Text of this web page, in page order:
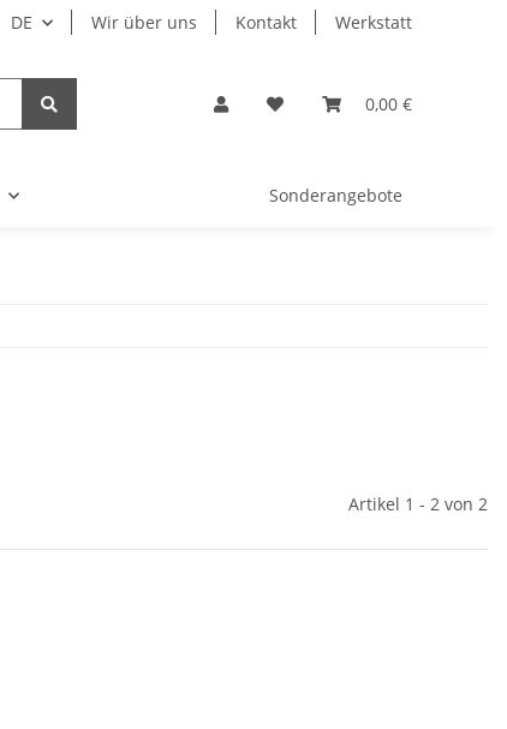
DE Wir über uns Kontakt Werkstatt
0,00 €
Sonderangebote
Artikel 1 - 2 von 2